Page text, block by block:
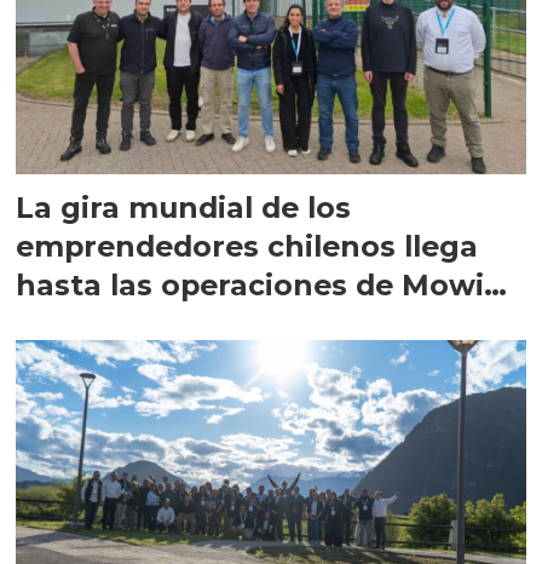
La gira mundial de los
emprendedores chilenos llega
hasta las operaciones de Mowi